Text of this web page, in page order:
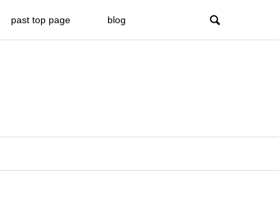
past top page blog